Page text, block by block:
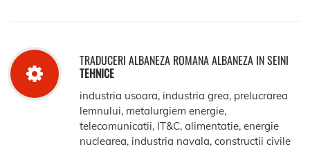
TRADUCERI ALBANEZA ROMANA ALBANEZA IN SEINI
TEHNICE
industria usoara, industria grea, prelucrarea
lemnului, metalurgiem energie,
telecomunicatii, IT&C, alimentatie, energie
nuclearea, industria navala, constructii civile